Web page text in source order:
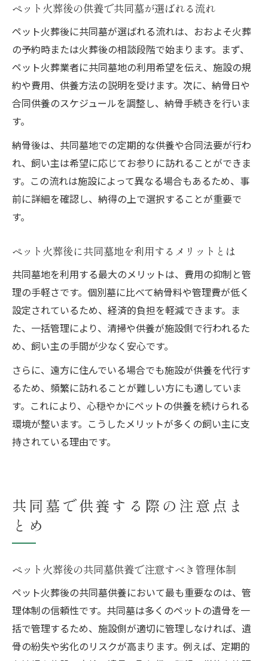
ペット火葬後の共同墓納骨費用を抑えるコ
ツ
ペット火葬後の納骨方法と費用相場の最新
情報
ペット火葬後の共同墓費用と年間管理費の
考え方
ポイント
合同火葬と共同墓地の実際の違いを解説
ペット火葬の合同火葬と共同墓の違いをわ
かりやすく解説
基準
ペット火葬後に合同火葬と共同墓で異なる
ペット火葬後の返骨可否と共同墓利用条件
を比較
ペット火葬後の合同火葬と共同墓費用の違
ペット火葬後の供養で共同墓が選ばれる流れ
ペット火葬後に共同墓が選ばれる流れは、おおよそ火葬
の予約時または火葬後の相談段階で始まります。まず、
ペット火葬業者に共同墓地の利用希望を伝え、施設の規
約や費用、供養方法の説明を受けます。次に、納骨日や
合同供養のスケジュールを調整し、納骨手続きを行いま
す。
納骨後は、共同墓地での定期的な供養や合同法要が行わ
れ、飼い主は希望に応じてお参りに訪れることができま
す。この流れは施設によって異なる場合もあるため、事
前に詳細を確認し、納得の上で選択することが重要で
す。
ペット火葬後に共同墓地を利用するメリットとは
共同墓地を利用する最大のメリットは、費用の抑制と管
理の手軽さです。個別墓に比べて納骨料や管理費が低く
設定されているため、経済的負担を軽減できます。ま
た、一括管理により、清掃や供養が施設側で行われるた
め、飼い主の手間が少なく安心です。
さらに、遠方に住んでいる場合でも施設が供養を代行す
るため、頻繁に訪れることが難しい方にも適していま
す。これにより、心穏やかにペットの供養を続けられる
環境が整います。こうしたメリットが多くの飼い主に支
持されている理由です。
共同墓で供養する際の注意点ま
とめ
ペット火葬後の共同墓供養で注意すべき管理体制
ペット火葬後の共同墓供養において最も重要なのは、管
理体制の信頼性です。共同墓は多くのペットの遺骨を一
括で管理するため、施設側が適切に管理しなければ、遺
骨の紛失や劣化のリスクが高まります。例えば、定期的